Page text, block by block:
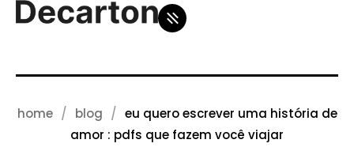
home blog
eu quero escrever uma história de
amor : pdfs que fazem você viajar